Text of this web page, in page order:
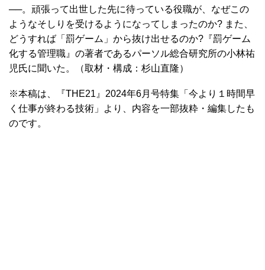
──。頑張って出世した先に待っている役職が、なぜこの
ようなそしりを受けるようになってしまったのか? また、
どうすれば「罰ゲーム」から抜け出せるのか?『罰ゲーム
化する管理職』の著者であるパーソル総合研究所の小林祐
児氏に聞いた。（取材・構成：杉山直隆）
※本稿は、『THE21』2024年6月号特集「今より１時間早
く仕事が終わる技術」より、内容を一部抜粋・編集したも
のです。